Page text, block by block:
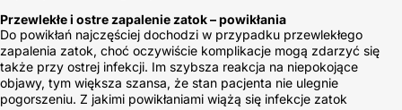
Przewlekłe i ostre zapalenie zatok – powikłania
Do powikłań najczęściej dochodzi w przypadku przewlekłego
zapalenia zatok, choć oczywiście komplikacje mogą zdarzyć się
także przy ostrej infekcji. Im szybsza reakcja na niepokojące
objawy, tym większa szansa, że stan pacjenta nie ulegnie
pogorszeniu. Z jakimi powikłaniami wiążą się infekcje zatok